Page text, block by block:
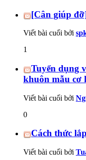
[Cân giúp
Viết bài cuối bởi
1
Tuyển dụng
khuôn mẫu cơ
Viết bài cuối bởi
0
Cách thức
Viết bài cuối bởi